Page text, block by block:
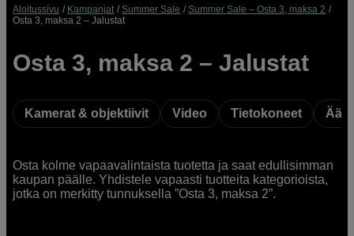
Aloitussivu Kampanjat Summer Sale
Summer Sale – Osta 3, maksa 2
Osta 3, maksa 2 – Jalustat
Osta 3, maksa 2 – Jalustat
Kamerat & objektiivit Video Tietokoneet Ääni
Osta kolme vapaavalintaista tuotetta ja saat edullisimman
kaupan päälle. Yhdistele vapaasti tuotteita kategorioista,
jotka on merkitty tunnuksella ”Osta 3, maksa 2”.